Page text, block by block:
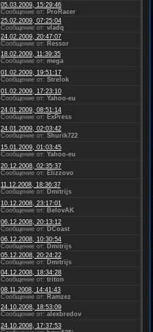
05.03.2009, 15:29:46
Сообщение от: ProRacer
25.02.2009, 07:25:04
Сообщение от: vladq
24.02.2009, 20:47:07
Сообщение от: Ressor
18.02.2009, 11:39:35
Сообщение от: mega
01.02.2009, 19:51:17
Сообщение от: Strelok
01.02.2009, 17:23:10
Сообщение от: Yahoo-eu
24.01.2009, 08:51:14
Сообщение от: ExPress
24.01.2009, 02:03:42
Сообщение от: Shurik722
15.01.2009, 01:03:45
Сообщение от: Yahoo-eu
20.12.2008, 02:35:37
Сообщение от: Elizzovo
11.12.2008, 18:36:37
Сообщение от: Dmitrijs
10.12.2008, 23:17:01
Сообщение от: BelovAK
06.12.2008, 20:13:12
Сообщение от: DCoast
06.12.2008, 10:30:54
Сообщение от: Dmitrijs
05.12.2008, 20:24:22
Сообщение от: Dmitrijs
04.12.2008, 18:34:28
Сообщение от: triton
08.11.2008, 14:41:43
Сообщение от: Ramzez
24.10.2008, 18:53:09
Сообщение от: alexbredov
24.10.2008, 17:37:53